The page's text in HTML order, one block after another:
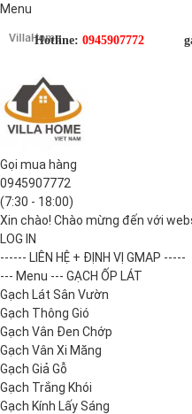
Menu
Hotline: 0945907772
Gọi mua hàng
0945907772
(7:30 - 18:00)
Xin chào! Chào mừng đến với
LOG IN
------ LIÊN HỆ + ĐỊNH VỊ GMAP -----
--- Menu --- GẠCH ỐP LÁT
Gạch Lát Sân Vườn
Gạch Thông Gió
Gạch Vân Đen Chớp
Gạch Vân Xi Măng
Gạch Giả Gỗ
Gạch Trắng Khói
Gạch Kính Lấy Sáng